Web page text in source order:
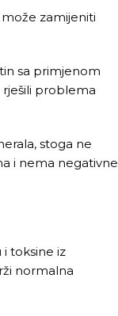
zamijeniti
sa primjenom
problema
stoga ne
i nema negativne
i toksine iz
normalna